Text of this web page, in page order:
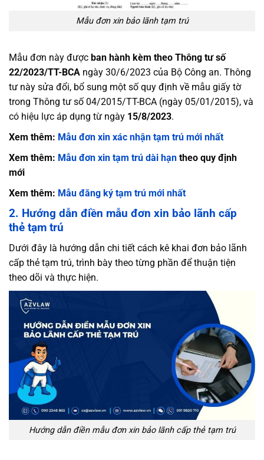
Mẫu đơn xin bảo lãnh tạm trú
Mẫu đơn này được ban hành kèm theo Thông tư số
22/2023/TT-BCA ngày 30/6/2023 của Bộ Công an. Thông
tư này sửa đổi, bổ sung một số quy định về mẫu giấy tờ
trong Thông tư số 04/2015/TT-BCA (ngày 05/01/2015), và
có hiệu lực áp dụng từ ngày 15/8/2023.
Xem thêm: Mẫu đơn xin xác nhận tạm trú mới nhất
Xem thêm: Mẫu đơn xin tạm trú dài hạn theo quy định
mới
Xem thêm: Mẫu đăng ký tạm trú mới nhất
2. Hướng dẫn điền mẫu đơn xin bảo lãnh cấp
thẻ tạm trú
Dưới đây là hướng dẫn chi tiết cách kê khai đơn bảo lãnh
cấp thẻ tạm trú, trình bày theo từng phần để thuận tiện
theo dõi và thực hiện.
Hướng dẫn điền mẫu đơn xin bảo lãnh cấp thẻ tạm trú